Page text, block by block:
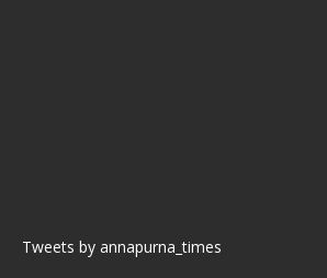
Tweets by annapurna_times